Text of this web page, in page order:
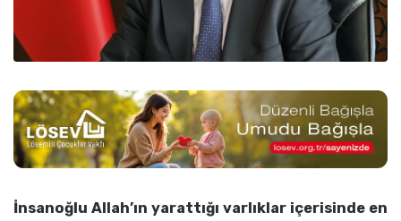
İnsanoğlu Allah’ın yarattığı varlıklar içerisinde en